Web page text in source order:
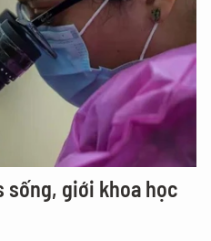
sống, giới khoa học